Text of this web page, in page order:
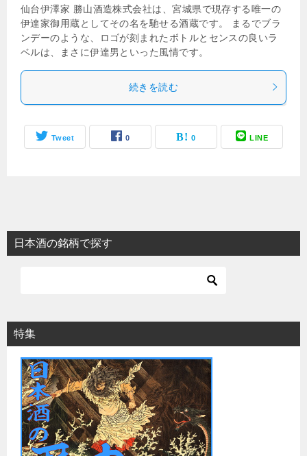
仙台伊澤家 勝山酒造株式会社は、宮城県で現存する唯一の
伊達家御用蔵としてその名を馳せる酒蔵です。 まるでブラ
ンデーのような、ロゴが刻まれたボトルとセンスの良いラ
ベルは、まさに伊達男といった風情です。
続きを読む
Tweet 0 0 LINE
日本酒の銘柄で探す
特集